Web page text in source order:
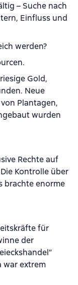
– Suche nach
Einfluss und
werden?
Gold,
Neue
Plantagen,
wurden
Rechte auf
Kontrolle über
brachte enorme
für
der
war extrem